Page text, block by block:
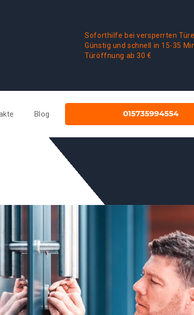
Soforthilfe bei versperrten
Günstig und schnell in 15-35
Türöffnung ab 30 €
Blog